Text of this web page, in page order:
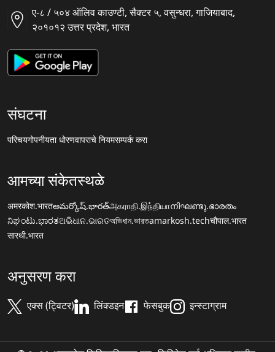
ए-८ / ५०४ ऑलिव काउण्टी, सैक्टर ५, वसुन्धरा, गाजियाबाद,
२०१०१२ उत्तर प्रदेश, भारत
संघटना
परिचयगोपनीयता धोरणवापराचे नियमसम्पर्क करा
आमच्या संकेतस्थळे
अमरकोश.भारतఅమర్కోష్.భారత్அகராதி.இந்தியாനിഘണ്ടു.ഭാരതം
ನಿಘಂಟು.ಭಾರತଅଭିଧାନ.ଭାରତঅভিধান.ভারতamarkosh.techचौपाल.भारत
सारथी.भारत
अनुसरण करा
एक्स (ट्विटर) लिंक्डइन फेसबुक इन्स्टाग्राम